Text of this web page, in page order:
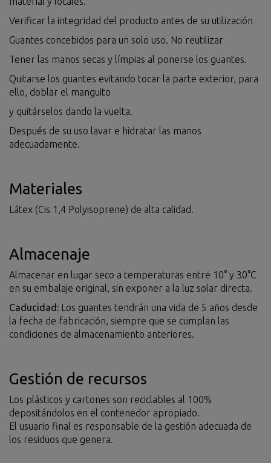
Verificar la integridad del producto antes de su utilización
Guantes concebidos para un solo uso. No reutilizar
Tener las manos secas y límpias al ponerse los guantes.
Quitarse los guantes evitando tocar la parte exterior, para
ello, doblar el manguito
y quitárselos dando la vuelta.
Después de su uso lavar e hidratar las manos
adecuadamente.
Materiales
Látex (Cis 1,4 Polyisoprene) de alta calidad.
Almacenaje
Almacenar en lugar seco a temperaturas entre 10° y 30°C
en su embalaje original, sin exponer a la luz solar directa.
Caducidad: Los guantes tendrán una vida de 5 años desde
la fecha de fabricación, siempre que se cumplan las
condiciones de almacenamiento anteriores.
Gestión de recursos
Los plásticos y cartones son reciclables al 100%
depositándolos en el contenedor apropiado.
El usuario final es responsable de la gestión adecuada de
los residuos que genera.